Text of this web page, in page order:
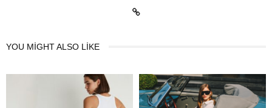
YOU MIGHT ALSO LIKE